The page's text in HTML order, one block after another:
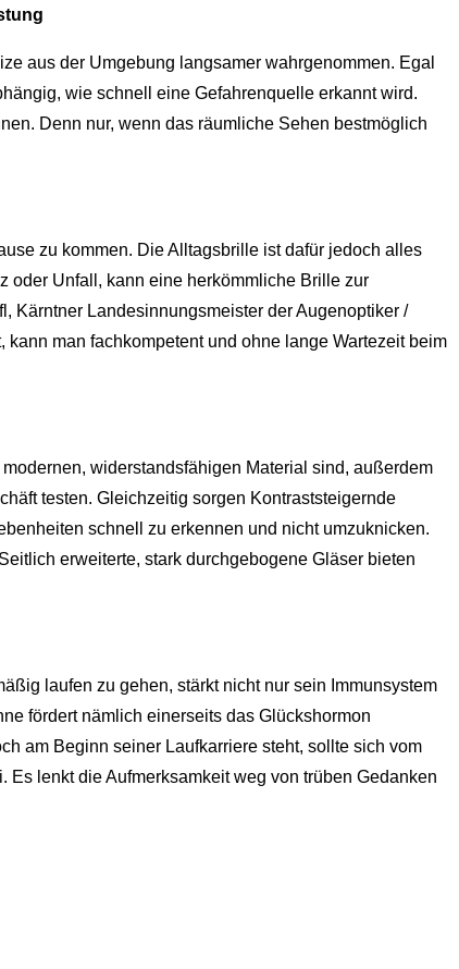
aus der Umgebung langsamer wahrgenommen. Egal
wie schnell eine Gefahrenquelle erkannt wird.
Denn nur, wenn das räumliche Sehen bestmöglich
zu kommen. Die Alltagsbrille ist dafür jedoch alles
oder Unfall, kann eine herkömmliche Brille zur
Kärntner Landesinnungsmeister der Augenoptiker /
man fachkompetent und ohne lange Wartezeit beim
widerstandsfähigen Material sind, außerdem
testen. Gleichzeitig sorgen Kontraststeigernde
schnell zu erkennen und nicht umzuknicken.
erweiterte, stark durchgebogene Gläser bieten
laufen zu gehen, stärkt nicht nur sein Immunsystem
fördert nämlich einerseits das Glückshormon
am Beginn seiner Laufkarriere steht, sollte sich vom
lenkt die Aufmerksamkeit weg von trüben Gedanken